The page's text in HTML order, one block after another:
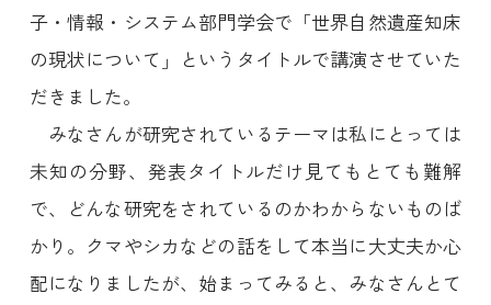
子・情報・システム部門学会で「世界自然遺産知床
の現状について」というタイトルで講演させていた
だきました。
みなさんが研究されているテーマは私にとっては
未知の分野、発表タイトルだけ見てもとても難解
で、どんな研究をされているのかわからないものば
かり。クマやシカなどの話をして本当に大丈夫か心
配になりましたが、始まってみると、みなさんとて